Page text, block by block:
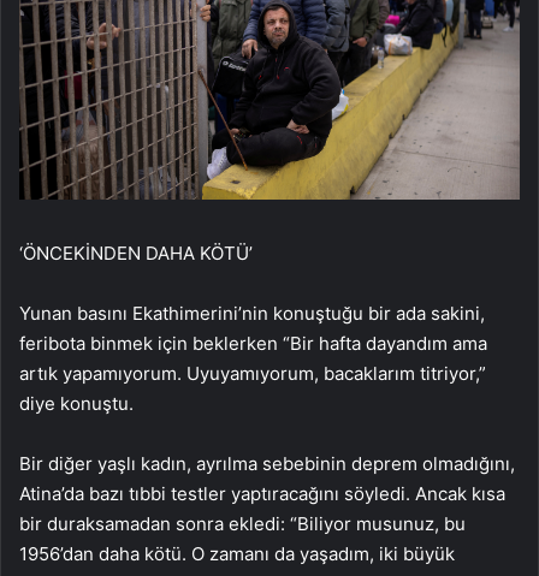
‘ÖNCEKİNDEN DAHA KÖTÜ’
Yunan basını Ekathimerini’nin konuştuğu bir ada sakini,
feribota binmek için beklerken “Bir hafta dayandım ama
artık yapamıyorum. Uyuyamıyorum, bacaklarım titriyor,”
diye konuştu.
Bir diğer yaşlı kadın, ayrılma sebebinin deprem olmadığını,
Atina’da bazı tıbbi testler yaptıracağını söyledi. Ancak kısa
bir duraksamadan sonra ekledi: “Biliyor musunuz, bu
1956’dan daha kötü. O zamanı da yaşadım, iki büyük